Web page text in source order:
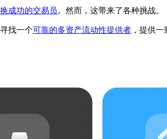
成功的交易员。然而，这带来了各种挑战。
找一个可靠的多资产流动性提供者 ，提供